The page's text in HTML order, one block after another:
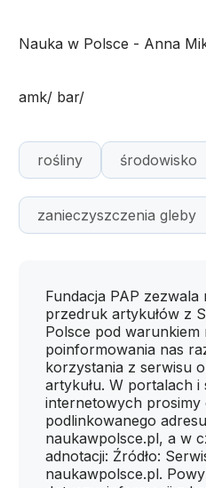
Nauka w Polsce - Anna
amk/ bar/
rośliny środowisko
zanieczyszczenia gleby
Fundacja PAP zezwala
przedruk artykułów z
Polsce pod warunkiem
poinformowania nas
korzystania z serwisu
artykułu. W portalach i
internetowych prosimy
podlinkowanego
naukawpolsce.pl, a w
adnotacji: Źródło:
naukawpolsce.pl.